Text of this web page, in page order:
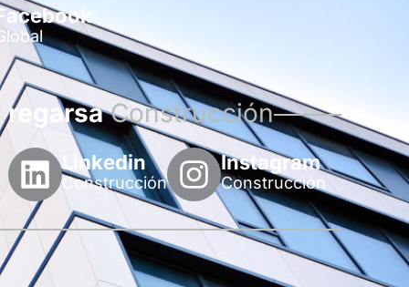
regarsaConstrucción
Linkedin
Construcción
Instagram
Construcción